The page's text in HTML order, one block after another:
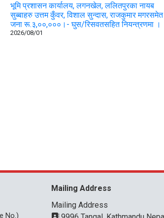
भूमि प्रशासन कार्यालय, लगनखेल, ललितपुरका नायब
सुब्बाहरु उत्तम कुँवर, विशाल सुन्दास, राजकुमार
जना रू.३,००,०००।- घुस/रिसवतसहित नियन्त्रणमा ।
2026/08/01
No.)
Mailing Address
Mailing Address